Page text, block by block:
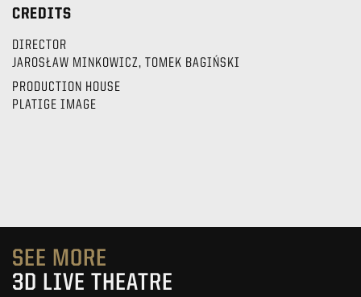
CREDITS
DIRECTOR
JAROSŁAW MINKOWICZ, TOMEK BAGIŃSKI
PRODUCTION HOUSE
PLATIGE IMAGE
SEE MORE
3D LIVE THEATRE